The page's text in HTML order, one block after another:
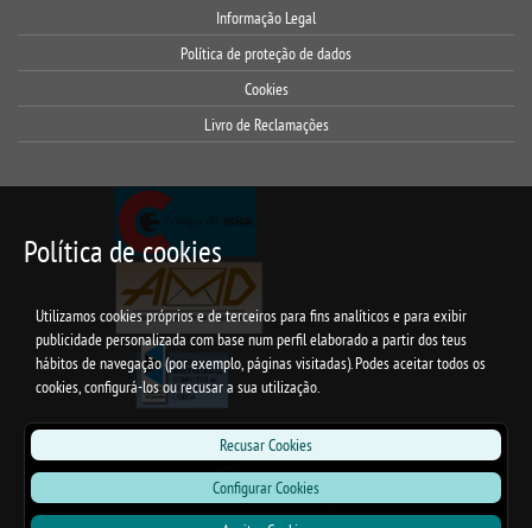
Informação Legal
Política de proteção de dados
Cookies
Livro de Reclamações
Política de cookies
Utilizamos cookies próprios e de terceiros para fins analíticos e para exibir
publicidade personalizada com base num perfil elaborado a partir dos teus
hábitos de navegação (por exemplo, páginas visitadas). Podes aceitar todos os
cookies, configurá-los ou recusar a sua utilização.
Recusar Cookies
Configurar Cookies